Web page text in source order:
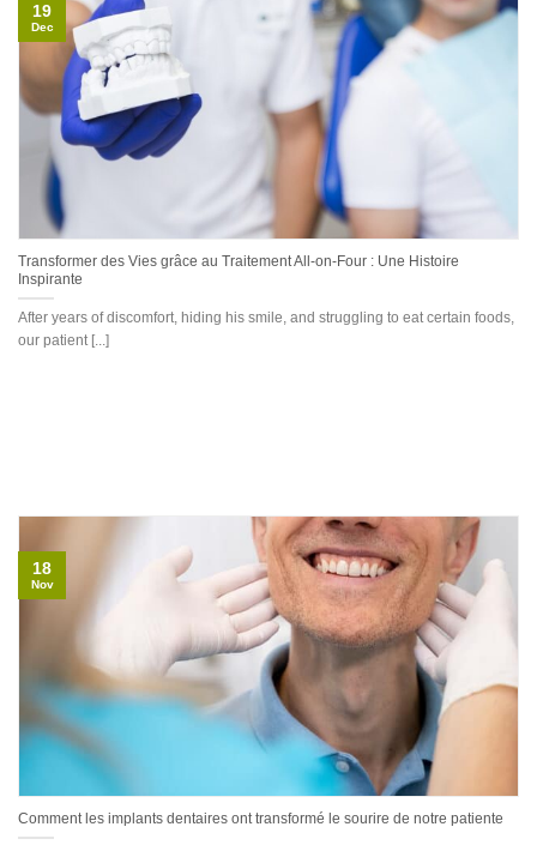
Transformer des Vies grâce au Traitement All-on-Four : Une Histoire
Inspirante
After years of discomfort, hiding his smile, and struggling to eat certain foods,
our patient [...]
19
Dec
Comment les implants dentaires ont transformé le sourire de notre patiente
18
Nov